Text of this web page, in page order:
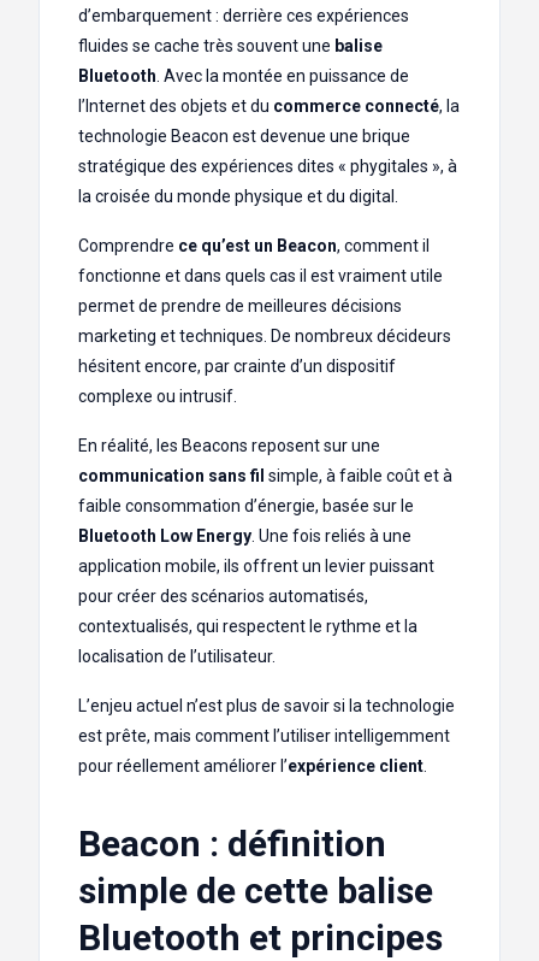
d’embarquement : derrière ces expériences
fluides se cache très souvent une balise
Bluetooth . Avec la montée en puissance de
l’Internet des objets et du commerce connecté, la
technologie Beacon est devenue une brique
stratégique des expériences dites « phygitales », à
la croisée du monde physique et du digital.
Comprendre ce qu’est un Beacon, comment il
fonctionne et dans quels cas il est vraiment utile
permet de prendre de meilleures décisions
marketing et techniques. De nombreux décideurs
hésitent encore, par crainte d’un dispositif
complexe ou intrusif.
En réalité, les Beacons reposent sur une
communication sans fil simple, à faible coût et à
faible consommation d’énergie, basée sur le
Bluetooth Low Energy . Une fois reliés à une
application mobile, ils offrent un levier puissant
pour créer des scénarios automatisés,
contextualisés, qui respectent le rythme et la
localisation de l’utilisateur.
L’enjeu actuel n’est plus de savoir si la technologie
est prête, mais comment l’utiliser intelligemment
pour réellement améliorer l’expérience client
Beacon : définition
simple de cette balise
Bluetooth et principes